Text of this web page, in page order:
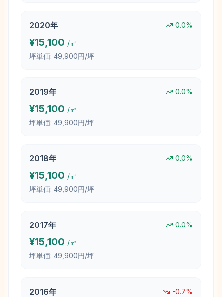
2020年 0.0%
¥15,100 /㎡
坪単価: 49,900円/坪
2019年 0.0%
¥15,100 /㎡
坪単価: 49,900円/坪
2018年 0.0%
¥15,100 /㎡
坪単価: 49,900円/坪
2017年 0.0%
¥15,100 /㎡
坪単価: 49,900円/坪
2016年 -0.7%